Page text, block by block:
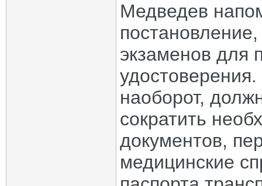
Медведев
экзаменов для
наоборот,
сократить
документов,
медицинские